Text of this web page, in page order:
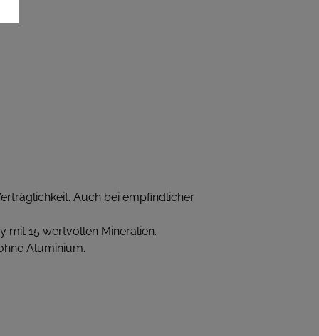
Auch bei empfindlicher
mit 15 wertvollen Mineralien.
Aluminium.